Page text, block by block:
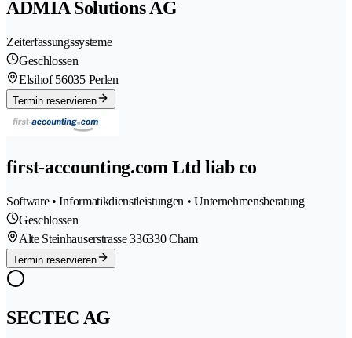
ADMIA Solutions AG
Zeiterfassungssysteme
Geschlossen
Elsihof 56035 Perlen
Termin reservieren
first-accounting.com Ltd liab co
Software • Informatikdienstleistungen • Unternehmensberatung
Geschlossen
Alte Steinhauserstrasse 336330 Cham
Termin reservieren
SECTEC AG